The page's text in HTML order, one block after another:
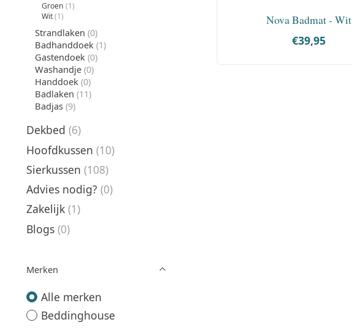
Groen (1)
Wit(1)
Strandlaken (0)
Badhanddoek (1)
Gastendoek (0)
Washandje (0)
Handdoek (0)
Badlaken (11)
Badjas (9)
Dekbed (6)
Hoofdkussen (10)
Sierkussen (108)
Advies nodig? (0)
Zakelijk (1)
Blogs (0)
Merken
Alle merken
Beddinghouse
Nova Badmat - Wit
€39,95